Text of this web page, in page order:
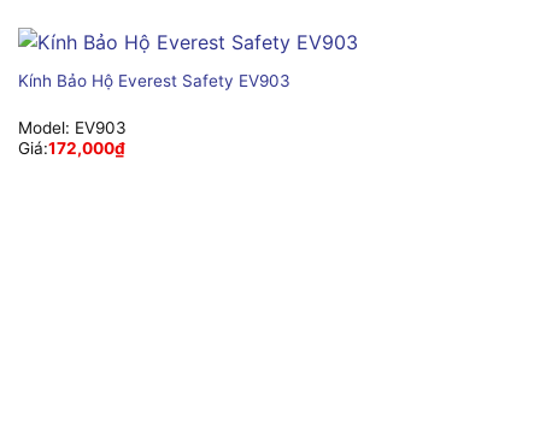
Kính Bảo Hộ Everest Safety EV903
Model: EV903
Giá:172,000₫